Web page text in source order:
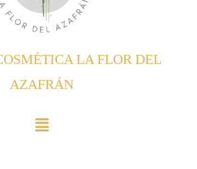
LA FLOR DEL
AZAFRÁN
Toggle